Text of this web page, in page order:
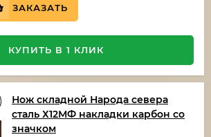
ЗАКАЗАТЬ
КУПИТЬ В 1 КЛИК
Нож складной Народа севера
сталь Х12МФ накладки карбон со
значком